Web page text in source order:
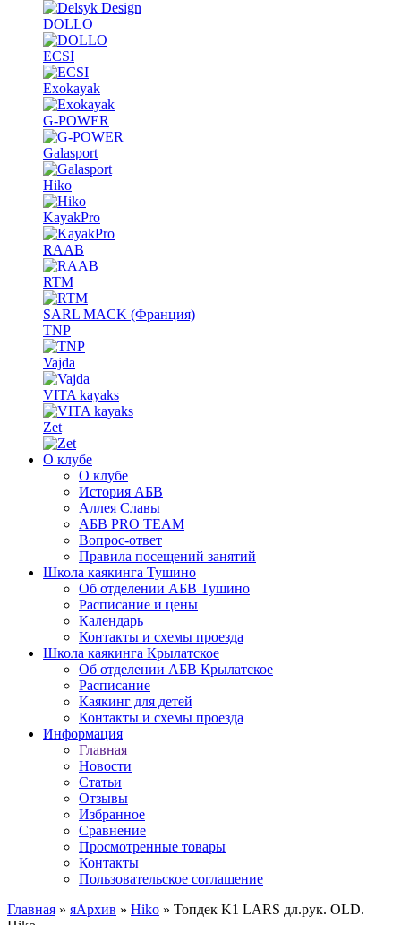
DOLLO
ECSI
Exokayak
G-POWER
Galasport
Hiko
KayakPro
RAAB
RTM
SARL MACK (Франция)
TNP
Vajda
VITA kayaks
Zet
О клубе
О клубе
История АБВ
Аллея Славы
АБВ PRO TEAM
Вопрос-ответ
Правила посещений занятий
Школа каякинга Тушино
Об отделении АБВ Тушино
Расписание и цены
Календарь
Контакты и схемы проезда
Школа каякинга Крылатское
Об отделении АБВ Крылатское
Расписание
Каякинг для детей
Контакты и схемы проезда
Информация
Главная
Новости
Статьи
Отзывы
Избранное
Сравнение
Просмотренные товары
Контакты
Пользовательское соглашение
Главная » яАрхив » Hiko » Топдек K1 LARS дл.рук. OLD.